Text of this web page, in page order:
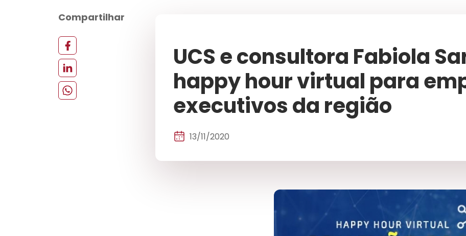
Compartilhar
UCS e consultora Fabiola
happy hour virtual para
executivos da região
13/11/2020